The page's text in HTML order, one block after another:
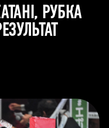
РУБКА